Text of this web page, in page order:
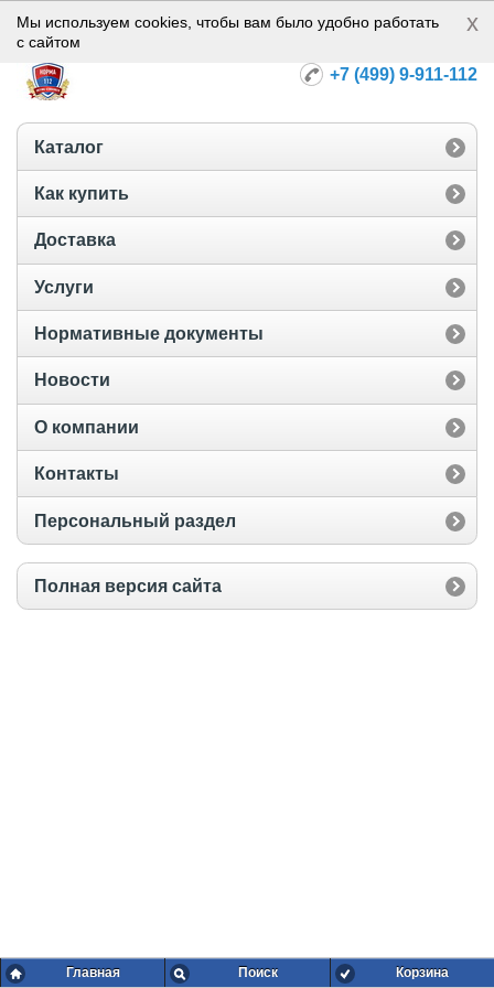
Норма-112
+7 (499) 9-911-112
Каталог
Как купить
Доставка
Услуги
Нормативные документы
Новости
О компании
Контакты
Персональный раздел
Полная версия сайта
Главная Поиск Корзина
Мы используем cookies, чтобы вам было удобно работать
с сайтом
x